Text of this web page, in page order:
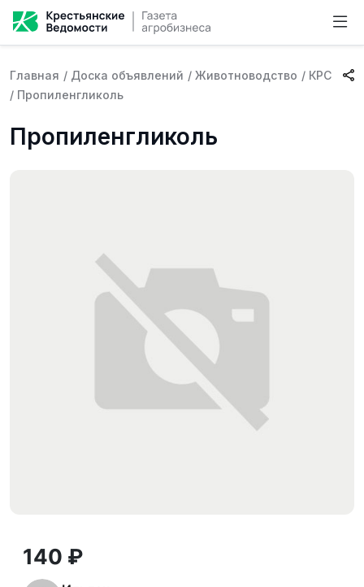
Главная / Доска объявлений / Животноводство / КРС
/ Пропиленгликоль
Пропиленгликоль
140 ₽